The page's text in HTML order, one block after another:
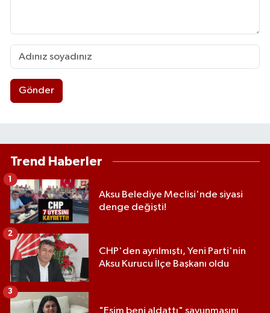
Gönder
Trend Haberler
Aksu Belediye Meclisi'nde siyasi
denge değişti!
1
CHP'den ayrılmıştı, Yeni Parti'nin
Aksu Kurucu İlçe Başkanı oldu
2
"Eşim beni aldattı" savunmasını
3